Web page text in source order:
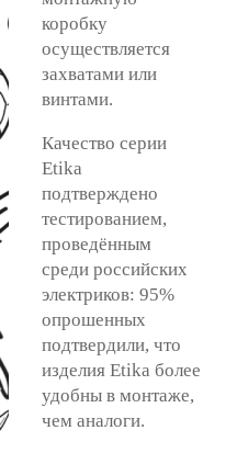
коробку
осуществляется
захватами или
винтами.
Качество серии
Etika
подтверждено
тестированием,
проведённым
среди российских
электриков: 95%
опрошенных
подтвердили, что
изделия Etika более
удобны в монтаже,
чем аналоги.